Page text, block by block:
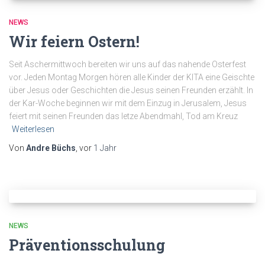
NEWS
Wir feiern Ostern!
Seit Aschermittwoch bereiten wir uns auf das nahende Osterfest
vor. Jeden Montag Morgen hören alle Kinder der KITA eine Geischte
über Jesus oder Geschichten die Jesus seinen Freunden erzählt. In
der Kar-Woche beginnen wir mit dem Einzug in Jerusalem, Jesus
feiert mit seinen Freunden das letze Abendmahl, Tod am Kreuz
Weiterlesen
Von Andre Büchs, vor 1 Jahr
NEWS
Präventionsschulung